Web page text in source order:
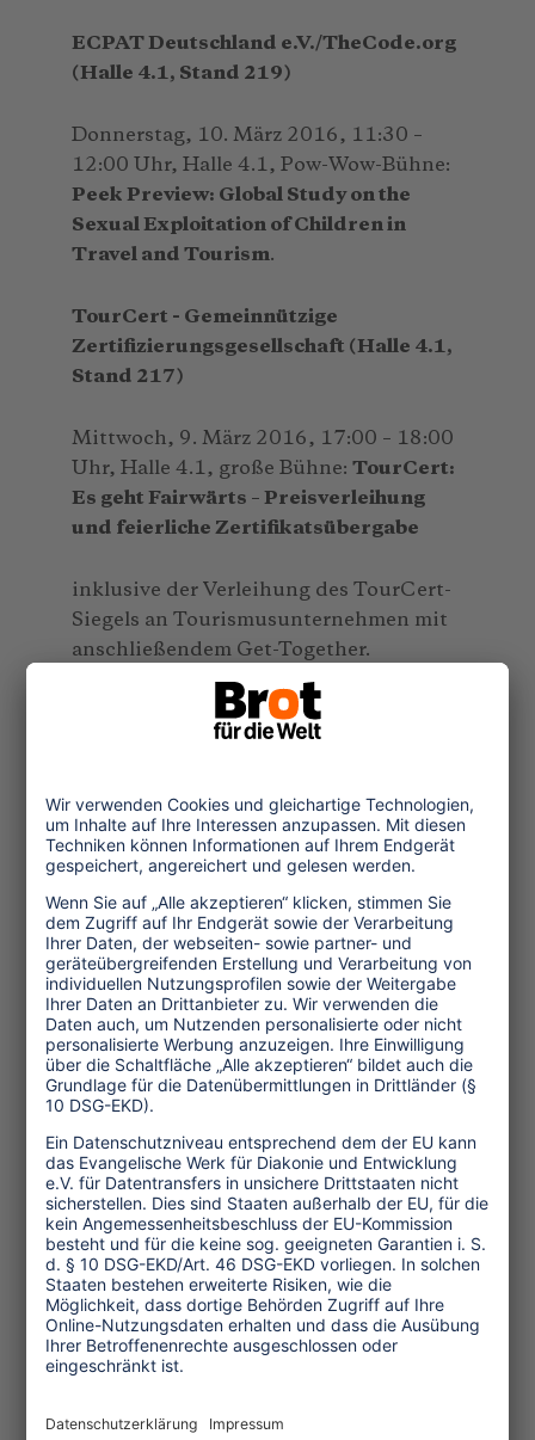
ECPAT Deutschland e.V./TheCode.org
(Halle 4.1, Stand 219)
Donnerstag, 10. März 2016, 11:30 –
12:00 Uhr, Halle 4.1, Pow-Wow-Bühne:
Peek Preview: Global Study on the
Sexual Exploitation of Children in
Travel and Tourism.
TourCert - Gemeinnützige
Zertifizierungsgesellschaft (Halle 4.1,
Stand 217)
Mittwoch, 9. März 2016, 17:00 – 18:00
Uhr, Halle 4.1, große Bühne: TourCert:
Es geht Fairwärts – Preisverleihung
und feierliche Zertifikatsübergabe
inklusive der Verleihung des TourCert-
Siegels an Tourismusunternehmen mit
anschließendem Get-Together.
Studienkreis für Tourismus und
Entwicklung (Halle 4.1, Stand 241)
Mittwoch, 9. März 2016, 11:55 – 13:00
Uhr, Halle 7.1a, Saal New York 1,
Zwischenrufe – Ungefragt nachgefragt
auf der ITB: Altes Europa, neue
Grenzen? Kommen und gehen, reisen
und bleiben: Tourismus und
Flüchtlinge.
Donnerstag, 10. März 2016, 15:00 –
16:30 Uhr, Palais am Funkturm,TO
DO!-Wettbewerb
sozialverantwortlicher Tourismus.
Verleihung der Preise an Pueblos
Mancomunados, Mexiko, und Kabani,
Indien. Am Vormittag findet um 10:30
Uhr in Halle 4.1, YIG-Lounge, Stand
102 ein Pressegespräch mit
den Preisträgern statt.